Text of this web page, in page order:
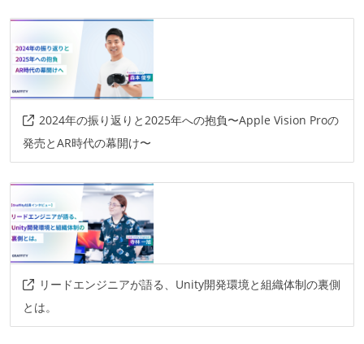
2024年の振り返りと2025年への抱負〜Apple Vision Proの
発売とAR時代の幕開け〜
リードエンジニアが語る、Unity開発環境と組織体制の裏側
とは。